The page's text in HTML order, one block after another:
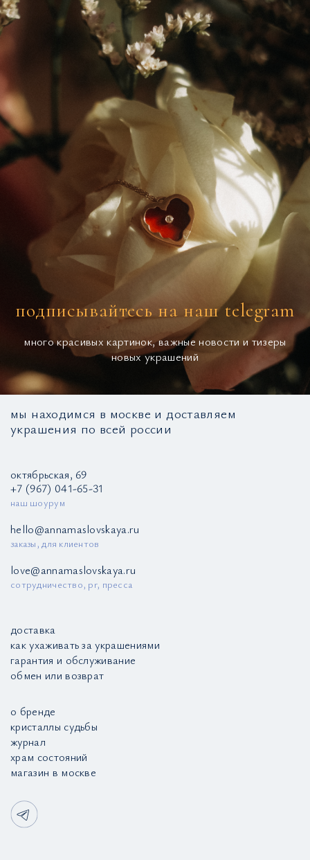
подписывайтесь на наш telegram
много красивых картинок, важные новости и тизеры
новых украшений
мы находимся в москве и доставляем
украшения по всей россии
октябрьская, 69
+7 (967) 041-65-31
наш шоурум
hello@annamaslovskaya.ru
заказы, для клиентов
love@annamaslovskaya.ru
сотрудничество, pr, пресса
доставка
как ухаживать за украшениями
гарантия и обслуживание
обмен или возврат
о бренде
кристаллы судьбы
журнал
храм состояний
магазин в москве